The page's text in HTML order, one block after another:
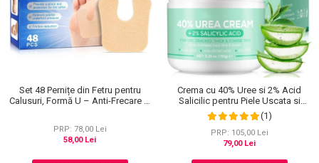
Set 48 Pernițe din Fetru pentru
Calusuri, Formă U – Anti-Frecare și
PRP: 78,00 Lei
58,00 Lei
Crema cu 40% Uree si 2% Acid
Salicilic pentru Piele Uscata si
Crapata – Ingrijire Picioare si Maini,
150 g
(1)
PRP: 105,00 Lei
79,00 Lei